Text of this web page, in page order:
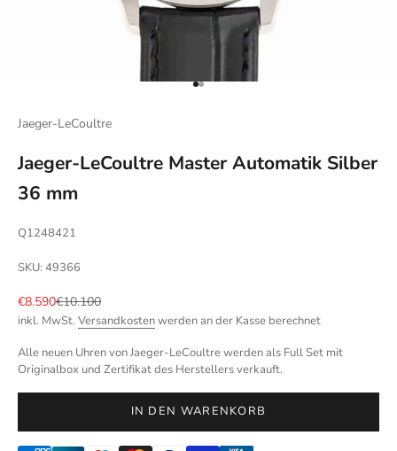
Gehe zu Element 1
Gehe zu Element 2
Jaeger-LeCoultre
Jaeger-LeCoultre Master Automatik Silber
36 mm
Q1248421
SKU: 49366
Angebot
€8.590Regulärer Preis
€10.100
inkl. MwSt. Versandkostenwerden an der Kasse berechnet
Alle neuen Uhren von Jaeger-LeCoultre werden als Full Set mit
Originalbox und Zertifikat des Herstellers verkauft.
IN DEN WARENKORB